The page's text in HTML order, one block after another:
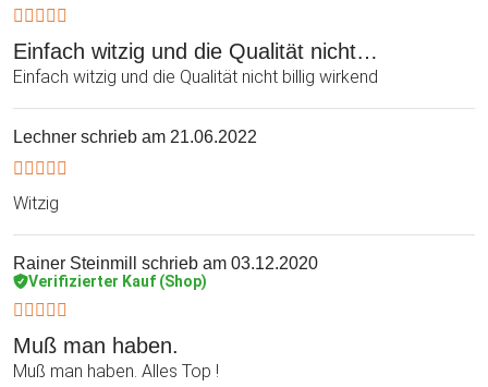
Einfach witzig und die Qualität nicht…
Einfach witzig und die Qualität nicht billig wirkend
Lechner schrieb am 21.06.2022
Witzig
Rainer Steinmill schrieb am 03.12.2020
Verifizierter Kauf (Shop)
Muß man haben.
Muß man haben. Alles Top !